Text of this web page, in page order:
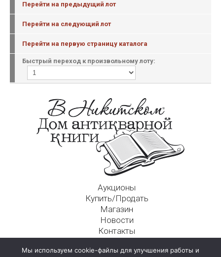
Перейти на предыдущий лот
Перейти на следующий лот
Перейти на первую страницу каталога
Быстрый переход к произвольному лоту:
Аукционы
Купить/Продать
Магазин
Новости
Контакты
125009, г. Москва, Никитский пер., д. 4а, стр. 1
Мы используем cookie-файлы для улучшения работы и